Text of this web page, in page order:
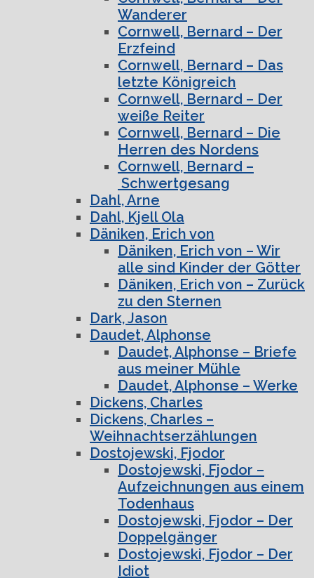
Wanderer
Cornwell, Bernard – Der
Erzfeind
Cornwell, Bernard – Das
letzte Königreich
Cornwell, Bernard – Der
weiße Reiter
Cornwell, Bernard – Die
Herren des Nordens
Cornwell, Bernard –
Schwertgesang
Dahl, Arne
Dahl, Kjell Ola
Däniken, Erich von
Däniken, Erich von – Wir
alle sind Kinder der Götter
Däniken, Erich von – Zurück
zu den Sternen
Dark, Jason
Daudet, Alphonse
Daudet, Alphonse – Briefe
aus meiner Mühle
Daudet, Alphonse – Werke
Dickens, Charles
Dickens, Charles –
Weihnachtserzählungen
Dostojewski, Fjodor
Dostojewski, Fjodor –
Aufzeichnungen aus einem
Todenhaus
Dostojewski, Fjodor – Der
Doppelgänger
Dostojewski, Fjodor – Der
Idiot